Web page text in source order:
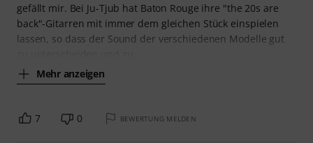
gefällt mir. Bei Ju-Tjub hat Baton Rouge ihre "the 20s are
back"-Gitarren mit immer dem gleichen Stück einspielen
lassen, so dass der Sound der verschiedenen Modelle gut
Mehr anzeigen
7 0 BEWERTUNG MELDEN